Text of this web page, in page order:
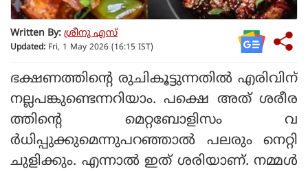
Written By: ശ്രീനു എസ്
Updated: Fri, 1 May 2026 (16:15 IST)
ഭക്ഷണത്തിന്റെ രുചികൂട്ടുന്നതില്‍ എരിവിന്
നല്ലപങ്കുണ്ടെന്നറിയാം. പക്ഷെ അത് ശരീര
ത്തിന്റെ മെറ്റബോളിസം വ
ര്‍ധിപ്പുക്കുമെന്നുപറഞ്ഞാല്‍ പലരും നെറ്റി
ചുളിക്കും. എന്നാല്‍ ഇത് ശരിയാണ്. നമ്മള്‍